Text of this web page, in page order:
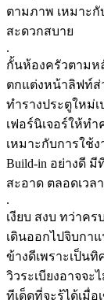
ตามภาพ เหมาะกั
สะดวกสบาย
.
กั้นห้องครัวตามห
ตกแต่งหน้าลิฟท์ส่
ทำรางประตูใหม่
เฟอร์นิเจอร์ให้ท
เหมาะกับการใช้
Build-in อย่างดี
สะอาด ตลอดเวลา
.
เงียบ สงบ ทว่าค
เดินออกไปจิบกา
ข้างดีเพราะเป็น
วิวระเบียงอาจจะ
ทีเด็ดที่จะรู้ได้เมื่